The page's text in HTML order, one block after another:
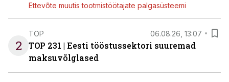
Ettevõte muutis tootmistöötajate palgasüsteemi
2
TOP 06.08.26, 13:07
TOP 231 | Eesti tööstussektori suuremad
maksuvõlglased